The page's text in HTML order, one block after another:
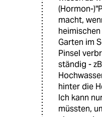
(Hormon-
macht,
Garten im
Pinsel
ständig -
hinter die
Ich kann
müssten,